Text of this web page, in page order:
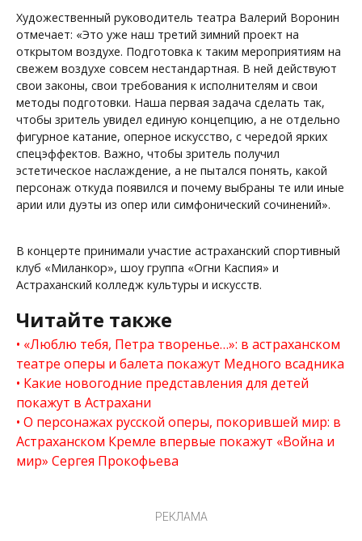
Художественный руководитель театра Валерий Воронин
отмечает: «Это уже наш третий зимний проект на
открытом воздухе. Подготовка к таким мероприятиям на
свежем воздухе совсем нестандартная. В ней действуют
свои законы, свои требования к исполнителям и свои
методы подготовки. Наша первая задача сделать так,
чтобы зритель увидел единую концепцию, а не отдельно
фигурное катание, оперное искусство, с чередой ярких
спецэффектов. Важно, чтобы зритель получил
эстетическое наслаждение, а не пытался понять, какой
персонаж откуда появился и почему выбраны те или иные
арии или дуэты из опер или симфонический сочинений».
В концерте принимали участие астраханский спортивный
клуб «Миланкор», шоу группа «Огни Каспия» и
Астраханский колледж культуры и искусств.
Читайте также
«Люблю тебя, Петра творенье…»: в астраханском
театре оперы и балета покажут Медного всадника
Какие новогодние представления для детей
покажут в Астрахани
О персонажах русской оперы, покорившей мир: в
Астраханском Кремле впервые покажут «Война и
мир» Сергея Прокофьева
РЕКЛАМА